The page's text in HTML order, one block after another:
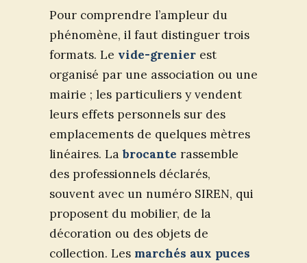
Pour comprendre l’ampleur du
phénomène, il faut distinguer trois
formats. Le vide-grenier est
organisé par une association ou une
mairie ; les particuliers y vendent
leurs effets personnels sur des
emplacements de quelques mètres
linéaires. Labrocante rassemble
des professionnels déclarés,
souvent avec un numéro SIREN, qui
proposent du mobilier, de la
décoration ou des objets de
collection. Les marchés aux puces